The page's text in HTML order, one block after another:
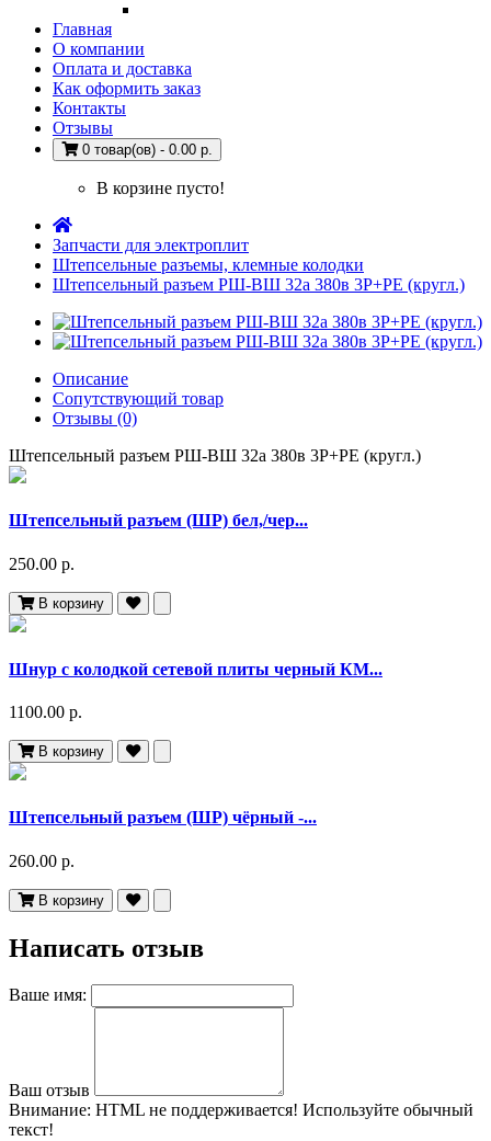
Главная
О компании
Оплата и доставка
Как оформить заказ
Контакты
Отзывы
0 товар(ов) - 0.00 р.
В корзине пусто!
Запчасти для электроплит
Штепсельные разъемы, клемные колодки
Штепсельный разъем РШ-ВШ 32а 380в 3Р+РЕ (кругл.)
Описание
Сопутствующий товар
Отзывы (0)
Штепсельный разъем РШ-ВШ 32а 380в 3Р+РЕ (кругл.)
Штепсельный разъем (ШР) бел,/чер...
250.00 р.
В корзину
Шнур с колодкой сетевой плиты черный КМ...
1100.00 р.
В корзину
Штепсельный разъем (ШР) чёрный -...
260.00 р.
В корзину
Написать отзыв
Ваше имя:
Ваш отзыв
Внимание: HTML не поддерживается! Используйте обычный
текст!